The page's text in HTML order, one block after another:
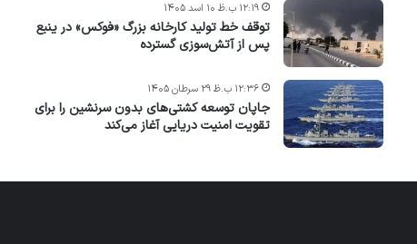
توقف خط تولید کارخانه بزرگ «فوکس» در ینبع
پس از آتش‌سوزی گسترده
۱۲:۱۹ ب.ظ ۱۰ اسد ۱۴۰۵
جاپان توسعه کشتی‌های بدون سرنشین را برای
تقویت امنیت دریایی آغاز می‌کند
۱۲:۳۶ ب.ظ ۲۹ سرطان ۱۴۰۵